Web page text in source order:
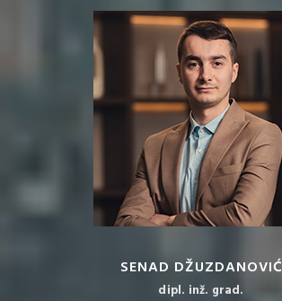
SENAD DŽUZDANOVIĆ
dipl. inž. grad.